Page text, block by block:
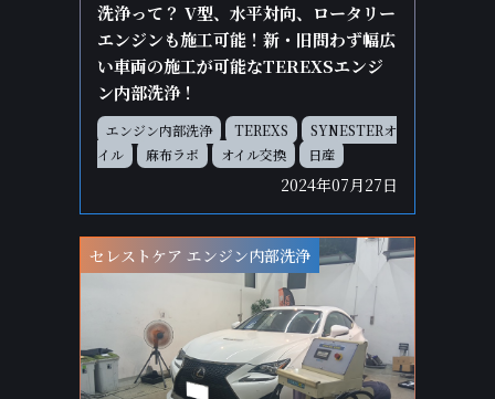
洗浄って？ V型、水平対向、ロータリー
エンジンも施工可能！新・旧問わず幅広
い車両の施工が可能なTEREXSエンジ
ン内部洗浄！
エンジン内部洗浄 TEREXS
SYNESTERオ
イル
麻布ラボ オイル交換 日産
2024年07月27日
セレストケア エンジン内部洗浄